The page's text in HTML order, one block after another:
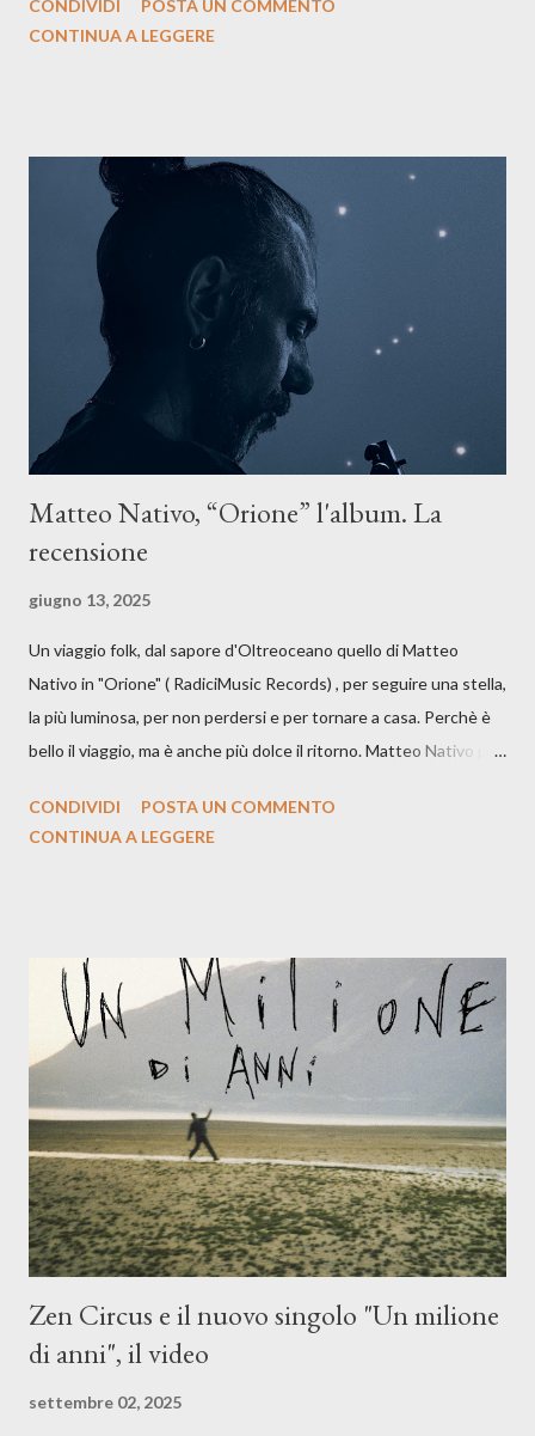
testo ibrido tra italiano e siciliano, e un’urgenza espressiva che
La canzone racconta la difficoltà di creare, e perfino di esistere,
sotto il peso della realtà. Ma lo fa cercando una via d’uscita, una
forma di assoluzione, nel vivere e nel suonare, nel trovare respiro
anche quando l’aria sembra farsi più densa. Il brano è anche una
dichiarazione d’intenti: Cico Messina apre il suo nuovo percorso
artistico con una composizi...
CONDIVIDI
POSTA UN COMMENTO
CONTINUA A LEGGERE
Matteo Nativo, “Orione” l'album. La
recensione
giugno 13, 2025
Un viaggio folk, dal sapore d'Oltreoceano quello di Matteo
Nativo in "Orione" ( RadiciMusic Records) , per seguire una stella,
la più luminosa, per non perdersi e per tornare a casa. Perchè è
bello il viaggio, ma è anche più dolce il ritorno. Matteo Nativo per
indubbiamente matura e consapevole oltre che con ottimi
Dicevamo. Ed è da qui che il nostro inizia questo concept
musicale, con " Che ora è" , raccontando la separazione dalla
moglie, del senso di sconfitta e del caldo afoso che opprime,
giusta condizione di sopraffazione: "Non so che ora è, che giorno
è, di questa estate che...". E' raro fare uscire come singolo una
cover, ma...
CONDIVIDI
POSTA UN COMMENTO
CONTINUA A LEGGERE
Zen Circus e il nuovo singolo "Un milione
di anni", il video
settembre 02, 2025